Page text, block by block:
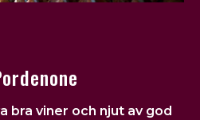
bra viner och njut av god